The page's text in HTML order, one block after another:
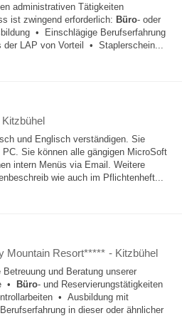
administrativen Tätigkeiten
ist zwingend erforderlich: Büro- oder
• Einschlägige Berufserfahrung
der LAP von Vorteil • Staplerschein...
Kitzbühel
und Englisch verständigen. Sie
PC. Sie können alle gängigen MicroSoft
intern Menüs via Email. Weitere
wie auch im Pflichtenheft...
Mountain Resort***** - Kitzbühel
und Beratung unserer
•
Büro- und Reservierungstätigkeiten
• Ausbildung mit
in dieser oder ähnlicher